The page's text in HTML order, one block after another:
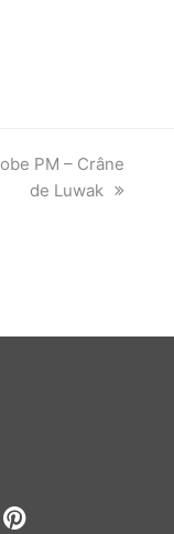
PM – Crâne
de Luwak
Pinterest